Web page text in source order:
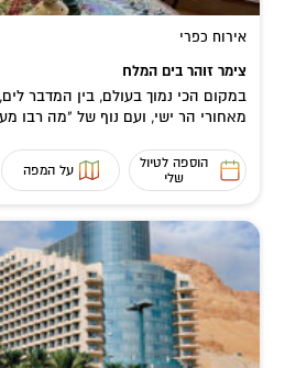
אירוח כפרי
צימר זוהר בים המלח
במקום הכי נמוך בעולם, בין המדבר
מאחורי הר ישי, ועם נוף של "מה רבו
הוספה לטיול
שלי
על המפה